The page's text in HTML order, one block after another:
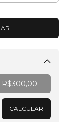
Alterar CEP
R$300,00
CALCULAR